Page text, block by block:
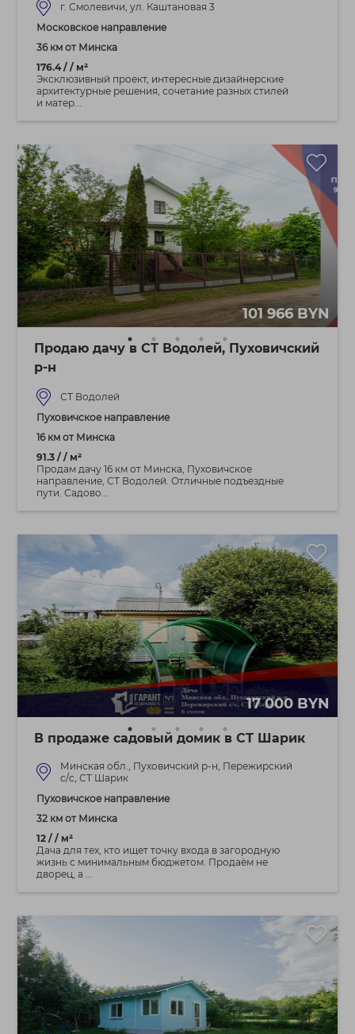
г. Смолевичи, ул. Каштановая 3
Московское направление
36 км от Минска
176.4 / / м²
Эксклюзивный проект, интересные дизайнерские
архитектурные решения, сочетание разных стилей
и матер...
101 966 BYN
Продаю дачу в СТ Водолей, Пуховичский
р-н
СТ Водолей
Пуховичское направление
16 км от Минска
91.3 / / м²
Продам дачу 16 км от Минска, Пуховичское
направление, СТ Водолей. Отличные подъездные
пути. Садово...
17 000 BYN
В продаже садовый домик в СТ Шарик
Минская обл., Пуховичский р-н, Пережирский
c/с, СТ Шарик
Пуховичское направление
32 км от Минска
12 / / м²
Дача для тех, кто ищет точку входа в загородную
жизнь с минимальным бюджетом. Продаём не
дворец, а ...